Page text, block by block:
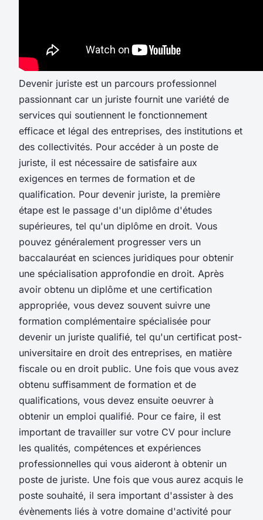
Devenir juriste est un parcours professionnel
passionnant car un juriste fournit une variété de
services qui soutiennent le fonctionnement
efficace et légal des entreprises, des institutions et
des collectivités. Pour accéder à un poste de
juriste, il est nécessaire de satisfaire aux
exigences en termes de formation et de
qualification. Pour devenir juriste, la première
étape est le passage d'un diplôme d'études
supérieures, tel qu'un diplôme en droit. Vous
pouvez généralement progresser vers un
baccalauréat en sciences juridiques pour obtenir
une spécialisation approfondie en droit. Après
avoir obtenu un diplôme et une certification
appropriée, vous devez souvent suivre une
formation complémentaire spécialisée pour
devenir un juriste qualifié, tel qu'un certificat post-
universitaire en droit des entreprises, en matière
fiscale ou en droit public. Une fois que vous avez
obtenu suffisamment de formation et de
qualifications, vous devez ensuite oeuvrer à
obtenir un emploi qualifié. Pour ce faire, il est
important de travailler sur votre CV pour inclure
les qualités, compétences et expériences
professionnelles qui vous aideront à obtenir un
poste de juriste. Une fois que vous aurez acquis le
poste souhaité, il sera important d'assister à des
évènements liés à votre domaine d'activité pour